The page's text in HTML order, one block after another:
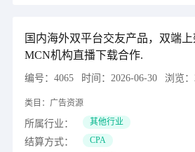
国内海外双平台交友产品，双端
MCN机构直播下载合作.
编号： 4065 时间： 2026-06-30 浏览：
类目： 广告资源
所属行业： 其他行业
结算方式： CPA